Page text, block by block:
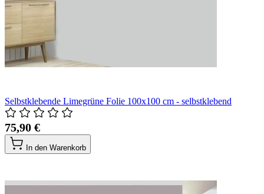
Selbstklebende Limegrüne Folie 100x100 cm - selbstklebend
75,90 €
In den Warenkorb